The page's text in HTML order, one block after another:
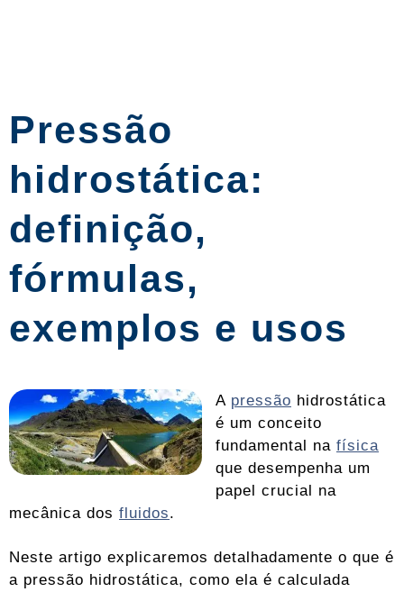
Pressão
hidrostática:
definição,
fórmulas,
exemplos e usos
A pressão hidrostática
é um conceito
fundamental na física
que desempenha um
papel crucial na
mecânica dos fluidos.
Neste artigo explicaremos detalhadamente o que é
a pressão hidrostática, como ela é calculada